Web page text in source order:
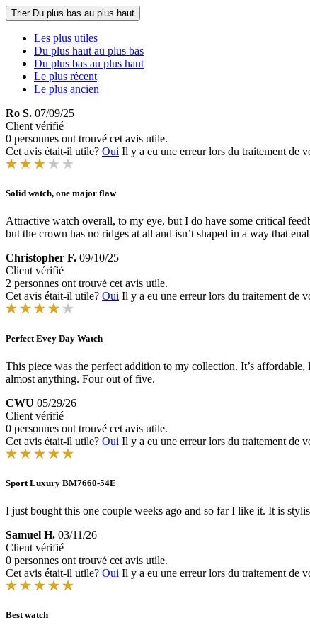
Trier Du plus bas au plus haut
Les plus utiles
Du plus haut au plus bas
Du plus bas au plus haut
Le plus récent
Le plus ancien
Ro S. 07/09/25
Client vérifié
0 personnes ont trouvé cet avis utile.
Cet avis était-il utile? Oui Il y a eu une erreur lors du traitement de
Solid watch, one major flaw
Attractive watch overall, to my eye, but I do have some critical
but the crown has no ridges at all and isn’t shaped in a way that
Christopher F. 09/10/25
Client vérifié
2 personnes ont trouvé cet avis utile.
Cet avis était-il utile? Oui Il y a eu une erreur lors du traitement de
Perfect Evey Day Watch
This piece was the perfect addition to my collection. It’s
almost anything. Four out of five.
CWU 05/29/26
Client vérifié
0 personnes ont trouvé cet avis utile.
Cet avis était-il utile? Oui Il y a eu une erreur lors du traitement de
Sport Luxury BM7660-54E
I just bought this one couple weeks ago and so far I like it. It is
Samuel H. 03/11/26
Client vérifié
0 personnes ont trouvé cet avis utile.
Cet avis était-il utile? Oui Il y a eu une erreur lors du traitement de
Best watch